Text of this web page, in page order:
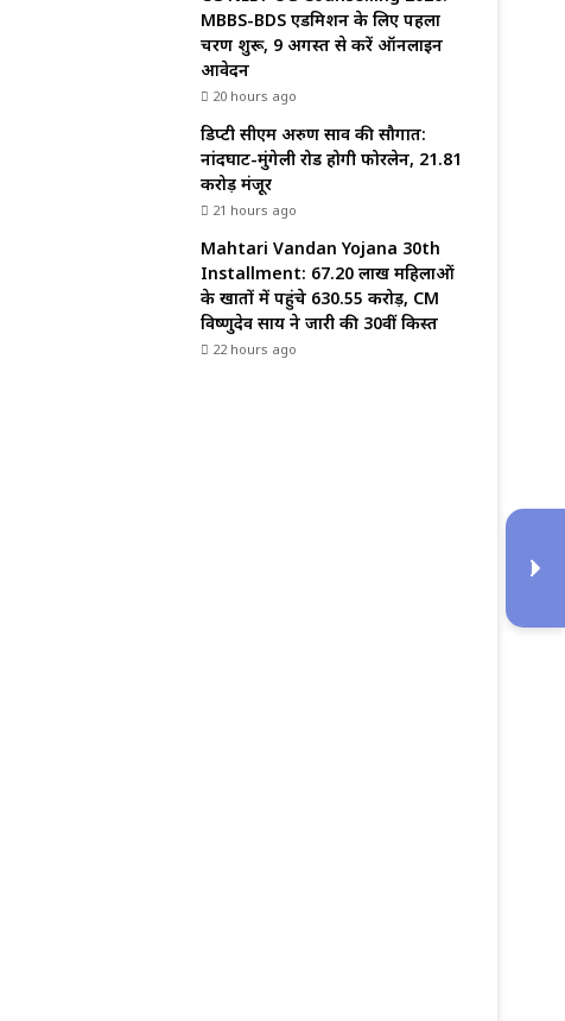
MBBS-BDS एडमिशन के लिए पहला
चरण शुरू, 9 अगस्त से करें ऑनलाइन
आवेदन
20 hours ago
डिप्टी सीएम अरुण साव की सौगात:
नांदघाट-मुंगेली रोड होगी फोरलेन, ₹21.81
करोड़ मंजूर
21 hours ago
Mahtari Vandan Yojana 30th
Installment: 67.20 लाख महिलाओं
के खातों में पहुंचे 630.55 करोड़, CM
विष्णुदेव साय ने जारी की 30वीं किस्त
22 hours ago